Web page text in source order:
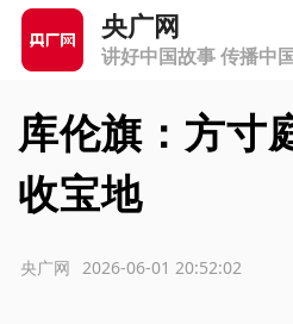
央广网
讲好中国故事 传播中
库伦旗：方寸
收宝地
2026-06-01 20:52:02
央广网